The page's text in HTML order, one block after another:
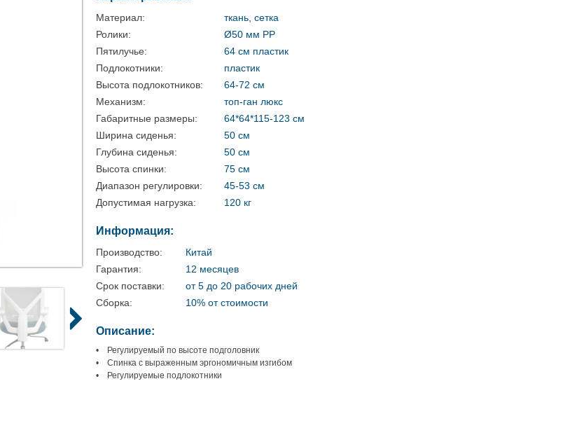
Материал:
ткань, сетка
Ролики:
Ø50 мм PP
Пятилучье:
64 см пластик
Подлокотники:
пластик
Высота подлокотников:
64-72 см
Механизм:
топ-ган люкс
Габаритные размеры:
64*64*115-123 см
Ширина сиденья:
50 см
Глубина сиденья:
50 см
Высота спинки:
75 см
Диапазон регулировки:
45-53 см
Допустимая нагрузка:
120 кг
Информация:
Производство:
Китай
Гарантия:
12 месяцев
Срок поставки:
от 5 до 20 рабочих дней
Сборка:
10% от стоимости
Описание:
• Регулируемый по высоте подголовник
• Спинка с выраженным эргономичным изгибом
• Регулируемые подлокотники